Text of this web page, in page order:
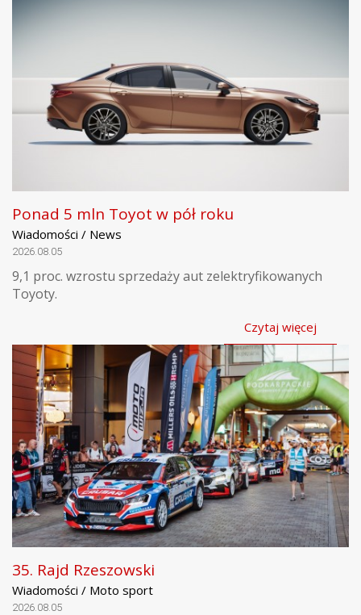
Ponad 5 mln Toyot w pół roku
Wiadomości / News
2026.08.05
9,1 proc. wzrostu sprzedaży aut zelektryfikowanych
Toyoty.
Czytaj więcej
35. Rajd Rzeszowski
Wiadomości / Moto sport
2026.08.05